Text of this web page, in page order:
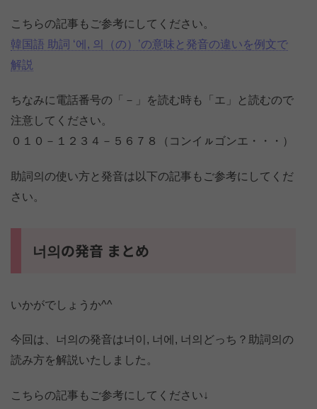
こちらの記事もご参考にしてください。
韓国語 助詞 ‘에, 의（の）’の意味と発音の違いを例文で
解説
ちなみに電話番号の「－」を読む時も「エ」と読むので
注意してください。
０１０－１２３４－５６７８（コンイㇽゴンエ・・・）
助詞의の使い方と発音は以下の記事もご参考にしてくだ
さい。
너의の発音 まとめ
いかがでしょうか^^
今回は、너의の発音は너이, 너에, 너의どっち？助詞의の
読み方を解説いたしました。
こちらの記事もご参考にしてください↓